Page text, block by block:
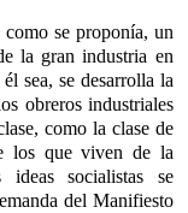
se proponía, un
la gran industria en
sea, se desarrolla la
obreros industriales
como la clase de
los que viven de la
socialistas se
del Manifiesto